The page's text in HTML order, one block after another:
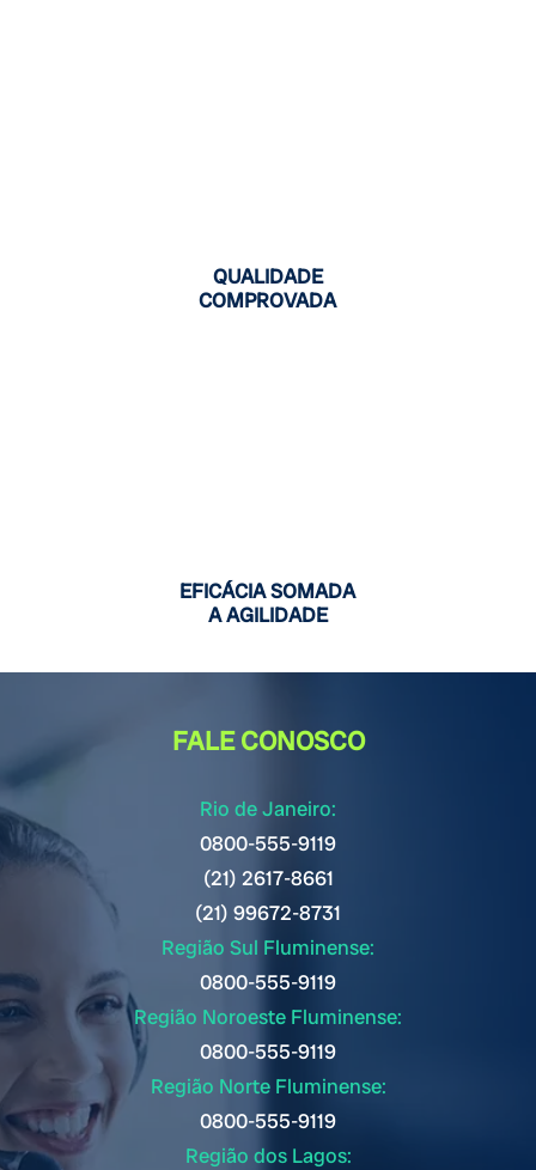
QUALIDADE
COMPROVADA
EFICÁCIA SOMADA
A AGILIDADE
FALE CONOSCO
Rio de Janeiro:
0800-555-9119
(21) 2617-8661
(21) 99672-8731
Região Sul Fluminense:
0800-555-9119
Região Noroeste Fluminense:
0800-555-9119
Região Norte Fluminense:
0800-555-9119
Região dos Lagos: